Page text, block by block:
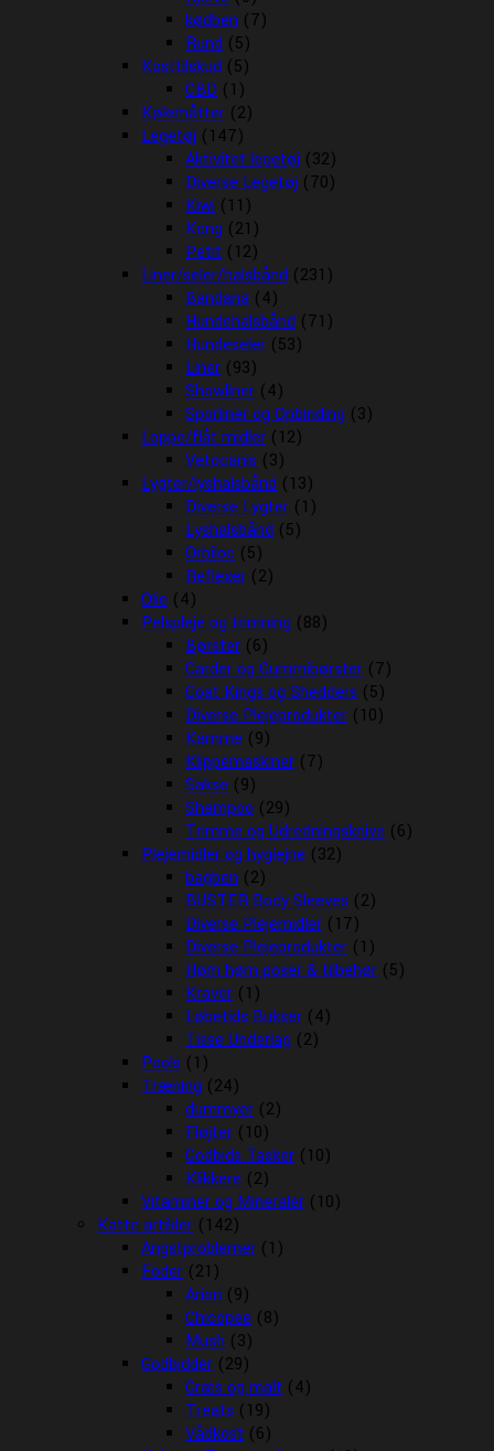
kødben (7)
Rund (5)
Kosttilskud (5)
CBD (1)
Kølemåtter (2)
Legetøj (147)
Aktivitet legetøj (32)
Diverse Legetøj (70)
Kiwi (11)
Kong (21)
Petit (12)
Liner/seler/halsbånd (231)
Bandana (4)
Hundehalsbånd (71)
Hundeseler (53)
Liner (93)
Showliner (4)
Sporliner og Opbinding (3)
Loppe/flåt midler (12)
Vetocanis (3)
Lygter/lyshalsbånd (13)
Diverse Lygter (1)
Lyshalsbånd (5)
Orbiloc (5)
Reflexer (2)
Olie (4)
Pelspleje og trimning (88)
Børster (6)
Carder og Gummibørster (7)
Coat Kings og Shedders (5)
Diverse Plejeprodukter (10)
Kamme (9)
Klippemaskiner (7)
Sakse (9)
Shampoo (29)
Trimme og Udredningsknive (6)
Plejemidler og hygiejne (32)
bagben (2)
BUSTER Body Sleeves (2)
Diverse Plejemidler (17)
Diverse Plejeprodukter (1)
Høm høm poser & tilbehør (5)
Kraver (1)
Løbetids Bukser (4)
Tisse Underlag (2)
Pools (1)
Træning (24)
dummyer (2)
Fløjter (10)
Godbids Tasker (10)
Klikkere (2)
Vitaminer og Mineraler (10)
Katte artikler (142)
Angstproblemer (1)
Foder (21)
Arion (9)
Chicopee (8)
Mush (3)
Godbidder (29)
Græs og malt (4)
Treats (19)
Vådkost (6)